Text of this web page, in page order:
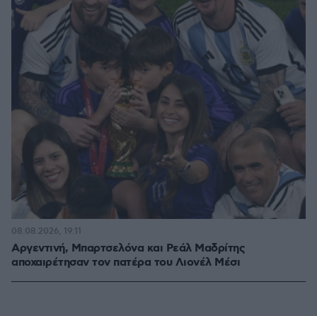
Αργεντινή, Μπαρτσελόνα και Ρεάλ Μαδρίτης
αποχαιρέτησαν τον πατέρα του Λιονέλ Μέσι
08.08.2026, 19:11